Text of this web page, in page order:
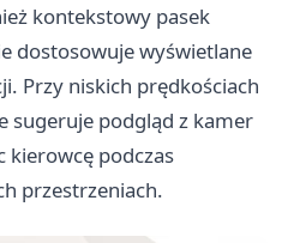
kontekstowy pasek
dostosowuje wyświetlane
Przy niskich prędkościach
sugeruje podgląd z kamer
kierowcę podczas
przestrzeniach.